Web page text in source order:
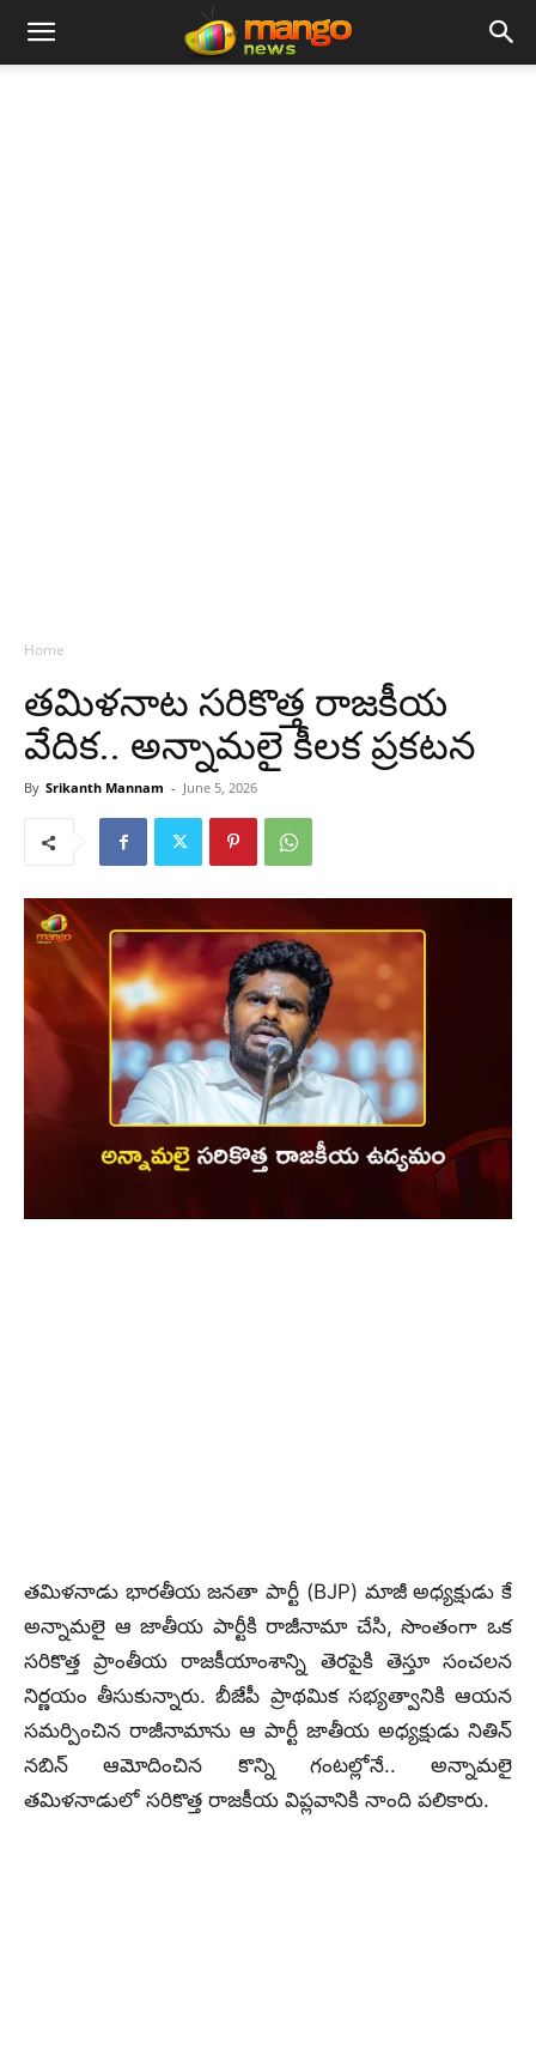
Home
తమిళనాట సరికొత్త రాజకీయ
వేదిక.. అన్నామలై కీలక ప్రకటన
By Srikanth Mannam - June 5, 2026
తమిళనాడు భారతీయ జనతా పార్టీ (BJP) మాజీ అధ్యక్షుడు కే
అన్నామలై ఆ జాతీయ పార్టీకి రాజీనామా చేసి, సొంతంగా ఒక
సరికొత్త ప్రాంతీయ రాజకీయాంశాన్ని తెరపైకి తెస్తూ సంచలన
నిర్ణయం తీసుకున్నారు. బీజేపీ ప్రాథమిక సభ్యత్వానికి ఆయన
సమర్పించిన రాజీనామాను ఆ పార్టీ జాతీయ అధ్యక్షుడు నితిన్
నబిన్ ఆమోదించిన కొన్ని గంటల్లోనే.. అన్నామలై
తమిళనాడులో సరికొత్త రాజకీయ విప్లవానికి నాంది పలికారు.